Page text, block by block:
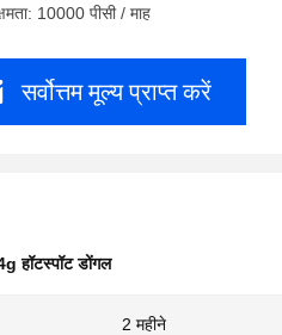
10000 पीसी / माह
सर्वोत्तम मूल्य प्राप्त करें
हॉटस्पॉट डोंगल
2 महीने